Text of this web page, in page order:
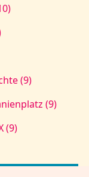
(9)
(9)
(9)